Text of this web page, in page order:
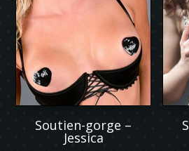
Soutien-gorge –
Jessica